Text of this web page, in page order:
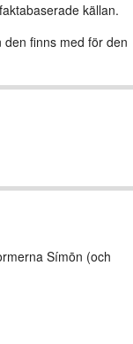
källan.
finns med för den
Símōn (och